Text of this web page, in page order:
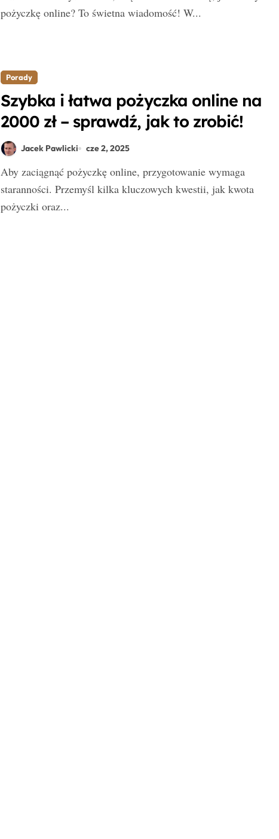
pożyczkę online? To świetna wiadomość! W...
Porady
Szybka i łatwa pożyczka online na
2000 zł – sprawdź, jak to zrobić!
Jacek Pawlicki cze 2, 2025
Aby zaciągnąć pożyczkę online, przygotowanie wymaga
staranności. Przemyśl kilka kluczowych kwestii, jak kwota
pożyczki oraz...